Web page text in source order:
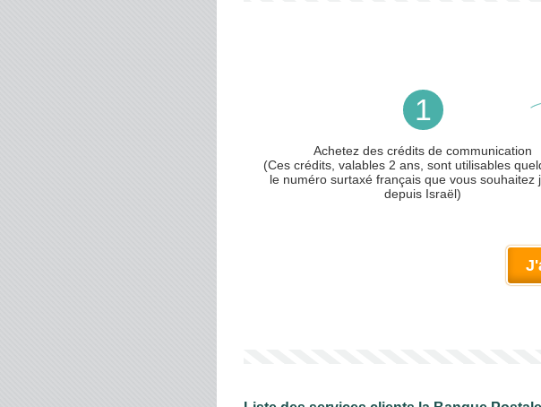
1
Achetez des crédits de communication
(Ces crédits, valables 2 ans, sont utilisables
le numéro surtaxé français que vous souhaitez
depuis Israël)